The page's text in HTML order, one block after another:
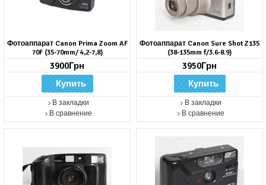
Фотоаппарат Canon Prima Zoom AF
70F (35-70mm/ 4,2-7,8)
3900Грн
В закладки
В сравнение
Фотоаппарат Canon Sure Shot Z135
(38-135mm f/3.6-8.9)
3950Грн
В закладки
В сравнение